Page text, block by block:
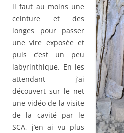
il faut au moins une
ceinture et des
longes pour passer
une vire exposée et
puis c’est un peu
labyrinthique. En les
attendant j’ai
découvert sur le net
une vidéo de la visite
de la cavité par le
SCA, j’en ai vu plus